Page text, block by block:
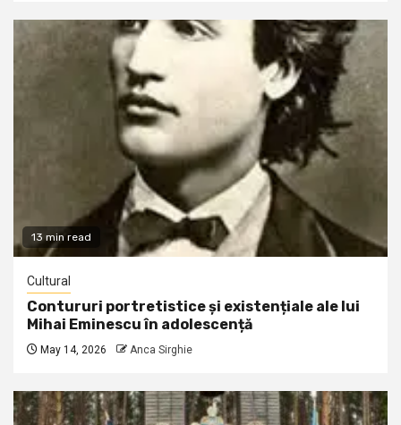
13 min read
Cultural
Contururi portretistice și existențiale ale lui
Mihai Eminescu în adolescență
May 14, 2026 Anca Sirghie